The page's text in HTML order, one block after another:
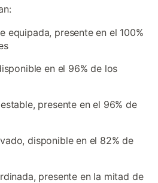
equipada, presente en el 100%
en el 96% de los
presente en el 96% de
disponible en el 82% de
presente en la mitad de